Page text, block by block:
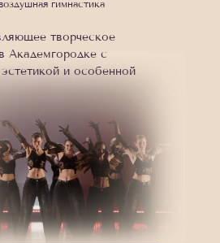
творческое
Академгородке с
и особенной
гимнастика